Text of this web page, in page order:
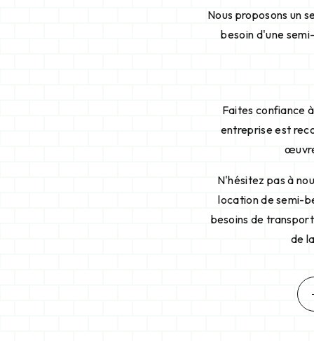
Nous proposons un
besoin d'une
Faites confiance
entreprise est
N'hésitez pas à
location de semi-
besoins de
de